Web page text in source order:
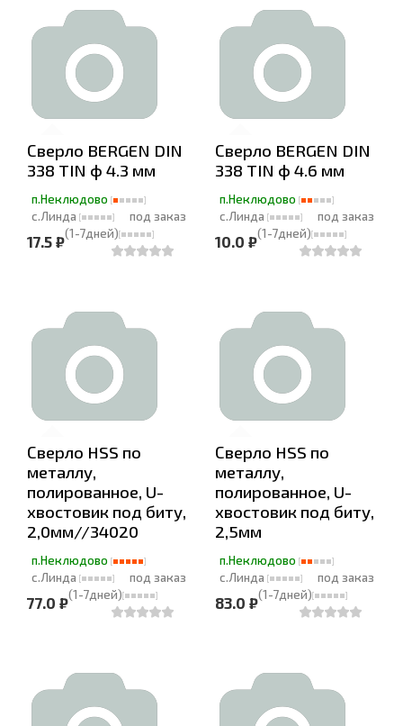
Сверло BERGEN DIN
338 TIN ф 4.3 мм
п.Неклюдово
с.Линда
под заказ
(1-7дней)
17.5 ₽
Сверло BERGEN DIN
338 TIN ф 4.6 мм
п.Неклюдово
с.Линда
под заказ
(1-7дней)
10.0 ₽
Сверло HSS по
металлу,
полированное, U-
хвостовик под биту,
2,0мм//34020
п.Неклюдово
с.Линда
под заказ
(1-7дней)
77.0 ₽
Сверло HSS по
металлу,
полированное, U-
хвостовик под биту,
2,5мм
п.Неклюдово
с.Линда
под заказ
(1-7дней)
83.0 ₽